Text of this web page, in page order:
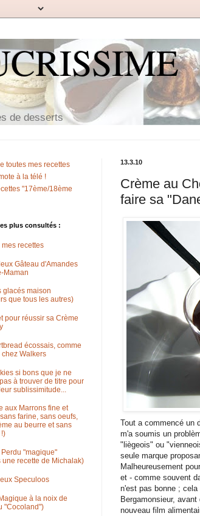
de desserts
13.3.10
Crème au
faire sa
Tout a commencé un
m'a soumis un
"liègeois" ou
seule marque
Malheureusement
et - comme souvent
n'est pas bonne ;
Bergamonsieur,
nouveau film
toutes mes recettes
à la télé !
"17ème/18ème
plus consultés :
mes recettes
Gâteau d'Amandes
Maman
glacés maison
que tous les autres)
pour réussir sa Crème
écossais, comme
chez Walkers
si bons que je ne
à trouver de titre pour
sublissimitude...
aux Marrons fine et
farine, sans oeufs,
au beurre et sans
"magique"
une recette de Michalak)
Speculoos
à la noix de
"Cocoland")